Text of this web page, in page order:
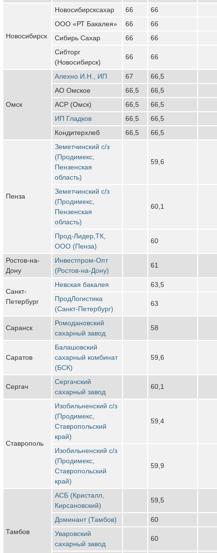
Новосибирск
Новосибирсксахар 66
66
ООО «РТ Бакалея»
66
66
Сибирь Сахар
66
66
Сибторг
(Новосибирск)
66 66
Омск
Алехно И.Н., ИП 67
66,5
АО Омское
66,5
66,5
АСР (Омск)
66,5
66,5
ИП Гладков
66,5
66,5
Кондитерхлеб
66,5 66,5
Пенза
Земетчинский с/з
(Продимекс,
Пензенская
область)
59,6
Земетчинский с/з
(Продимекс,
Пензенская
область)
60,1
Прод-Лидер,ТК,
ООО (Пенза)
60
Ростов-на-
Дону
Инвестпром-Опт
(Ростов-на-Дону)
61
Санкт-
Петербург
Невская бакалея
63,5
ПродЛогистика
(Санкт-Петербург)
63
Саранск
Ромодановский
сахарный завод
58
Саратов
Балашовский
сахарный комбинат
(БСК)
59,6
Сергач
Сергачский
сахарный завод
60,1
Ставрополь
Изобильненский с/з
(Продимекс,
Ставропольский
край)
59,4
Изобильненский с/з
(Продимекс,
Ставропольский
край)
59,9
Тамбов
АСБ (Кристалл,
Кирсановский)
59,5
Доминант (Тамбов)
60
Уваровский
сахарный завод
60